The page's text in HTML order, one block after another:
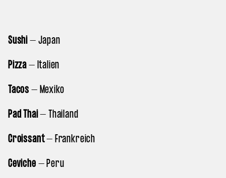
Sushi– Japan
Pizza– Italien
Tacos – Mexiko
Pad Thai– Thailand
Croissant– Frankreich
Ceviche – Peru